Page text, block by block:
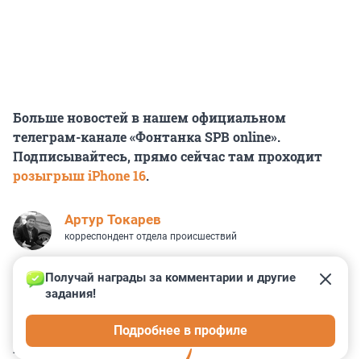
Больше новостей в нашем официальном
телеграм-канале «Фонтанка SPB online».
Подписывайтесь, прямо сейчас там проходит
розыгрыш iPhone 16.
Артур Токарев
корреспондент отдела происшествий
КОММЕНТАРИИ 10
Получай награды за комментарии и другие
задания!
Подробнее в профиле